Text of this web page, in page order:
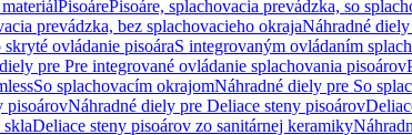
PisoárePisoáre, splachovacia prevádzka, so
prevádzka, bez splachovacieho okrajaNáhradné
ovládanie pisoáraS integrovaným ovládaním
pre Pre integrované ovládanie splachovania pisoárov
So splachovacím okrajomNáhradné diely pre So
pisoárovNáhradné diely pre Deliace steny pisoárov
Deliace steny pisoárov zo sanitárnej keramiky